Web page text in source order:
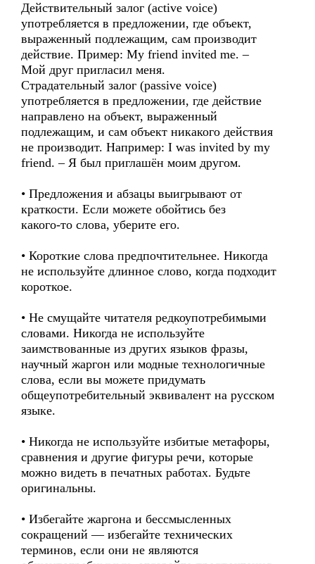
Действительный залог (active voice)
употребляется в предложении, где объект,
выраженный подлежащим, сам производит
действие. Пример: My friend invited me. –
Мой друг пригласил меня.
Страдательный залог (passive voice)
употребляется в предложении, где действие
направлено на объект, выраженный
подлежащим, и сам объект никакого действия
не производит. Например: I was invited by my
friend. – Я был приглашён моим другом.
• Предложения и абзацы выигрывают от
краткости. Если можете обойтись без
какого-то слова, уберите его.
• Короткие слова предпочтительнее. Никогда
не используйте длинное слово, когда подходит
короткое.
• Не смущайте читателя редкоупотребимыми
словами. Никогда не используйте
заимствованные из других языков фразы,
научный жаргон или модные технологичные
слова, если вы можете придумать
общеупотребительный эквивалент на русском
языке.
• Никогда не используйте избитые метафоры,
сравнения и другие фигуры речи, которые
можно видеть в печатных работах. Будьте
оригинальны.
• Избегайте жаргона и бессмысленных
сокращений — избегайте технических
терминов, если они не являются